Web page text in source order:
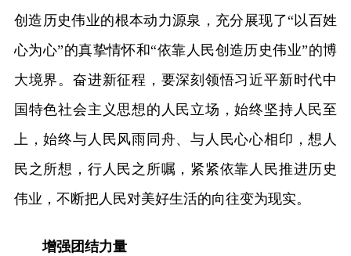
创造历史伟业的根本动力源泉，充分展现了“以百姓
心为心”的真挚情怀和“依靠人民创造历史伟业”的博
大境界。奋进新征程，要深刻领悟习近平新时代中
国特色社会主义思想的人民立场，始终坚持人民至
上，始终与人民风雨同舟、与人民心心相印，想人
民之所想，行人民之所嘱，紧紧依靠人民推进历史
伟业，不断把人民对美好生活的向往变为现实。
增强团结力量